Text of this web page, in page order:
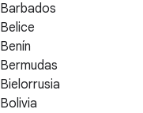
Barbados
Belice
Benín
Bermudas
Bielorrusia
Bolivia